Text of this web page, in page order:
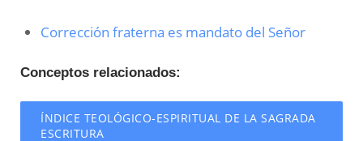
Corrección fraterna es mandato del Señor
Conceptos relacionados:
ÍNDICE TEOLÓGICO-ESPIRITUAL DE LA SAGRADA
ESCRITURA